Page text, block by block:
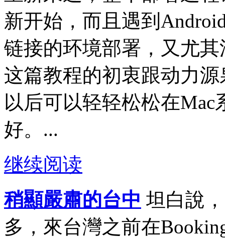
新开始，而且遇到
链接的环境部署，又尤
这篇教程的初衷跟动力
以后可以轻轻松松在
好。...
继续阅读
稍顯嚴肅的台中 坦白說
多，來台灣之前在